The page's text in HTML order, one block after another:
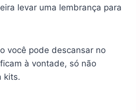
levar uma lembrança para
você pode descansar no
à vontade, só não
kits.